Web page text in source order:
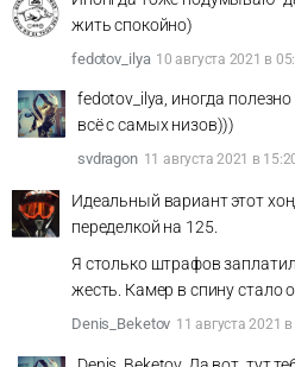
жить спокойно)
fedotov_ilya 10 августа 2021 в
fedotov_ilya, иногда
всё с самых низов)))
svdragon 11 августа 2021 в
Идеальный вариант этот
переделкой на 125.
Я столько штрафов
жесть. Камер в спину стало
Denis_Beketov 11 августа 2021